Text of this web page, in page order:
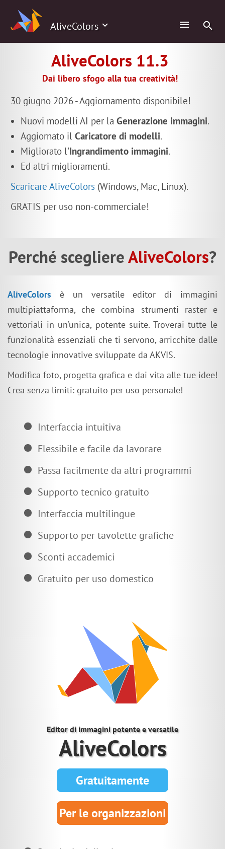
AliveColors
AliveColors 11.3
Dai libero sfogo alla tua creatività!
30 giugno 2026 - Aggiornamento disponibile!
Nuovi modelli AI per la Generazione immagini.
Aggiornato il Caricatore di modelli.
Migliorato l'Ingrandimento immagini.
Ed altri miglioramenti.
Scaricare AliveColors (Windows, Mac, Linux).
GRATIS per uso non-commerciale!
Perché scegliereAliveColors?
AliveColors è un versatile editor di immagini
multipiattaforma, che combina strumenti raster e
vettoriali in un’unica, potente suite. Troverai tutte le
funzionalità essenziali che ti servono, arricchite dalle
tecnologie innovative sviluppate da AKVIS.
Modifica foto, progetta grafica e dai vita alle tue idee!
Crea senza limiti: gratuito per uso personale!
Interfaccia intuitiva
Flessibile e facile da lavorare
Passa facilmente da altri programmi
Supporto tecnico gratuito
Interfaccia multilingue
Supporto per tavolette grafiche
Sconti accademici
Gratuito per uso domestico
Editor di immagini potente e versatile
AliveColors
Gratuitamente
Per le organizzazioni